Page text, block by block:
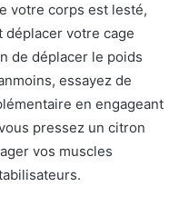
votre corps est lesté,
déplacer votre cage
de déplacer le poids
essayez de
en engageant
pressez un citron
vos muscles